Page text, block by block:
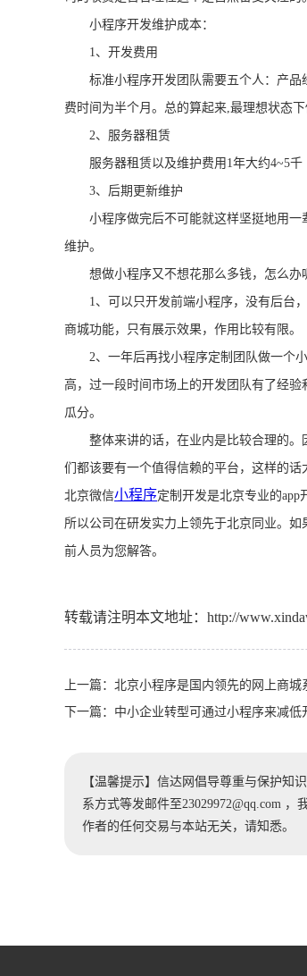
小程序开发维护成本：
1、开发费用
标准小程序开发团队需要五个人：产品
费时间为半个月。总的算起来,最理想状态
2、服务器租赁
服务器租赁以及维护费用1年大约4~5千
3、后期更新维护
小程序做完后不可能就这样坚挺地用一
维护。
想做小程序又不想花那么多钱，怎么办
1、可以只开发前端小程序，没有后台，
商城功能，只有展示效果，作用比较有限。
2、一年后再找小程序定制团队做一个小
高，过一段时间市场上的开发团队有了经
瓜分。
整体来讲的话，在业内是比较合理的。
们都该要有一个值得信赖的平台，这样的话
北京微信小程序定制开发是北京专业的app
所以公司在研发实力上领先于北京同业。如
前人员为您解答。
转载请注明本文地址： http://
上一篇： 北京小程序是国内领先的网上商城
下一篇： 中小企业转型可通过小程序来减低
【温馨提示】信达网倡导尊重与保护知
系方式等发邮件至23029972@qq.com
作者的任何交易与本站无关，请知悉。